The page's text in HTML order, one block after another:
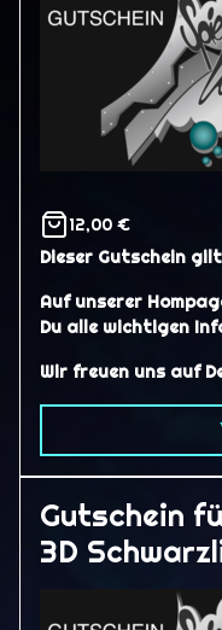
zur Hauptseite
12,00 €
Dieser Gutschein
Auf unserer
Du alle wichtigen
Wir freuen uns auf
Gutschein
3D